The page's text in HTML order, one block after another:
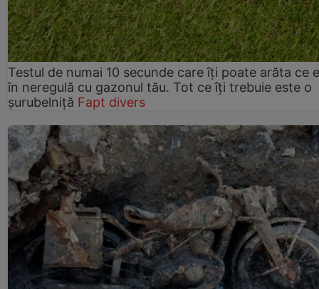
Testul de numai 10 secunde care îți poate arăta ce
în neregulă cu gazonul tău. Tot ce îți trebuie este o
șurubelniță Fapt divers